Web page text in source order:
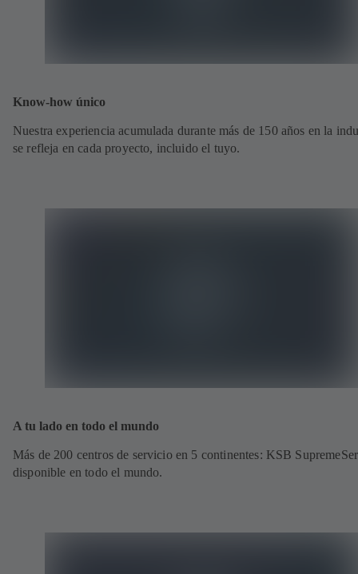
Know-how único
Nuestra experiencia acumulada durante más de 150 años en la
se refleja en cada proyecto, incluido el tuyo.
A tu lado en todo el mundo
Más de 200 centros de servicio en 5 continentes: KSB
disponible en todo el mundo.